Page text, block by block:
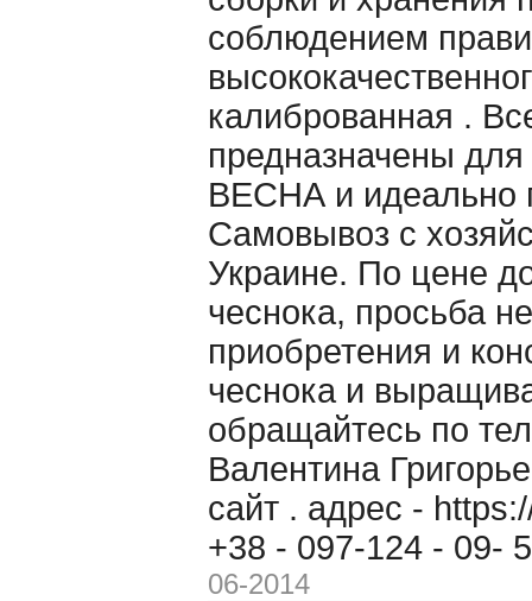
cоблюдением
калиброванная .
предназначены
ВЕСНА и идеально
Самовывоз с
Украине. По цене
чеснока, просьба
приобретения и
чеснока и
обращайтесь по
Валентина
сайт . адрес -
+38 - 097-124 - 09-
06-2014